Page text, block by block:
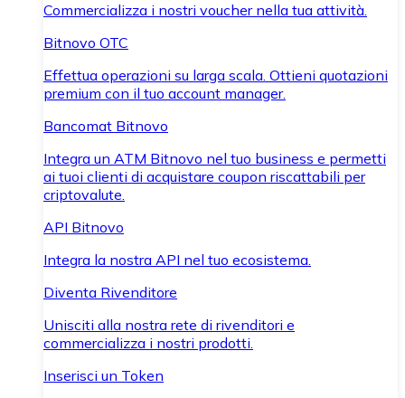
Commercializza i nostri voucher nella tua attività.
Bitnovo OTC
Effettua operazioni su larga scala. Ottieni quotazioni
premium con il tuo account manager.
Bancomat Bitnovo
Integra un ATM Bitnovo nel tuo business e permetti
ai tuoi clienti di acquistare coupon riscattabili per
criptovalute.
API Bitnovo
Integra la nostra API nel tuo ecosistema.
Diventa Rivenditore
Unisciti alla nostra rete di rivenditori e
commercializza i nostri prodotti.
Inserisci un Token